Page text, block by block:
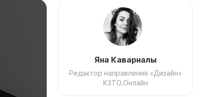
Яна Каварналы
Редактор направления «Дизайн»
КЗТО.Онлайн